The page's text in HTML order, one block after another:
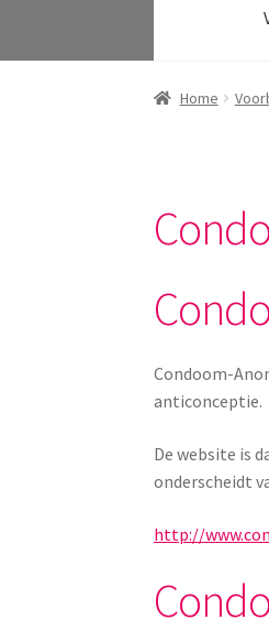
Home
Condoom-
anticonceptie.
De website is
onderscheidt
http://